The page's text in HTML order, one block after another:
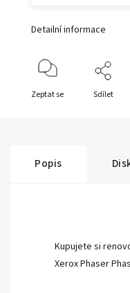
Detailní informace
Zeptat se Sdílet
Popis
Kupujete si
Xerox Phaser